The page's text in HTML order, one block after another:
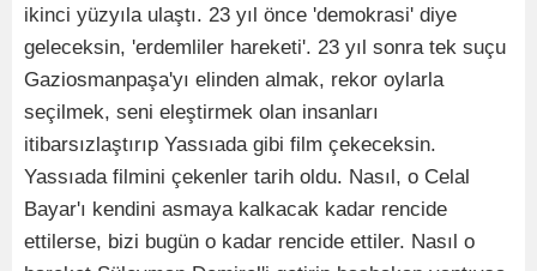
ikinci yüzyıla ulaştı. 23 yıl önce 'demokrasi' diye
geleceksin, 'erdemliler hareketi'. 23 yıl sonra tek suçu
Gaziosmanpaşa'yı elinden almak, rekor oylarla
seçilmek, seni eleştirmek olan insanları
itibarsızlaştırıp Yassıada gibi film çekeceksin.
Yassıada filmini çekenler tarih oldu. Nasıl, o Celal
Bayar'ı kendini asmaya kalkacak kadar rencide
ettilerse, bizi bugün o kadar rencide ettiler. Nasıl o